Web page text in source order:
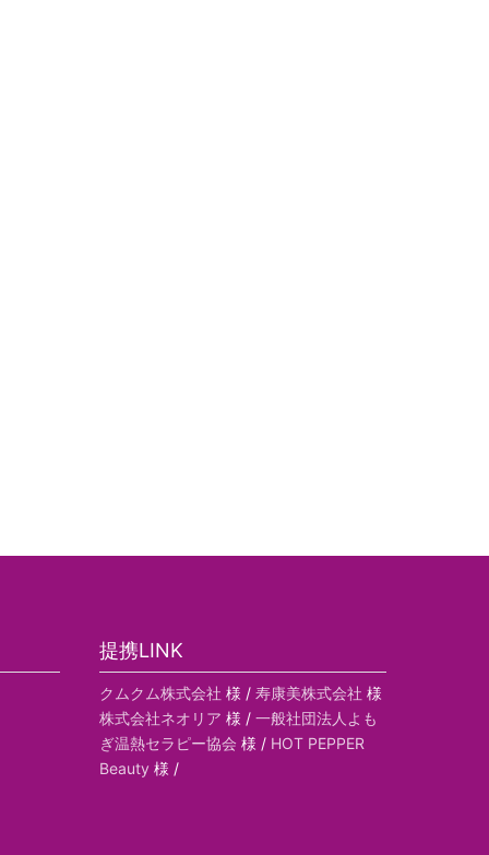
提携LINK
クムクム株式会社 様 /寿康美株式会社 様
株式会社ネオリア 様 /一般社団法人よも
ぎ温熱セラピー協会 様 / HOT PEPPER
Beauty 様 /